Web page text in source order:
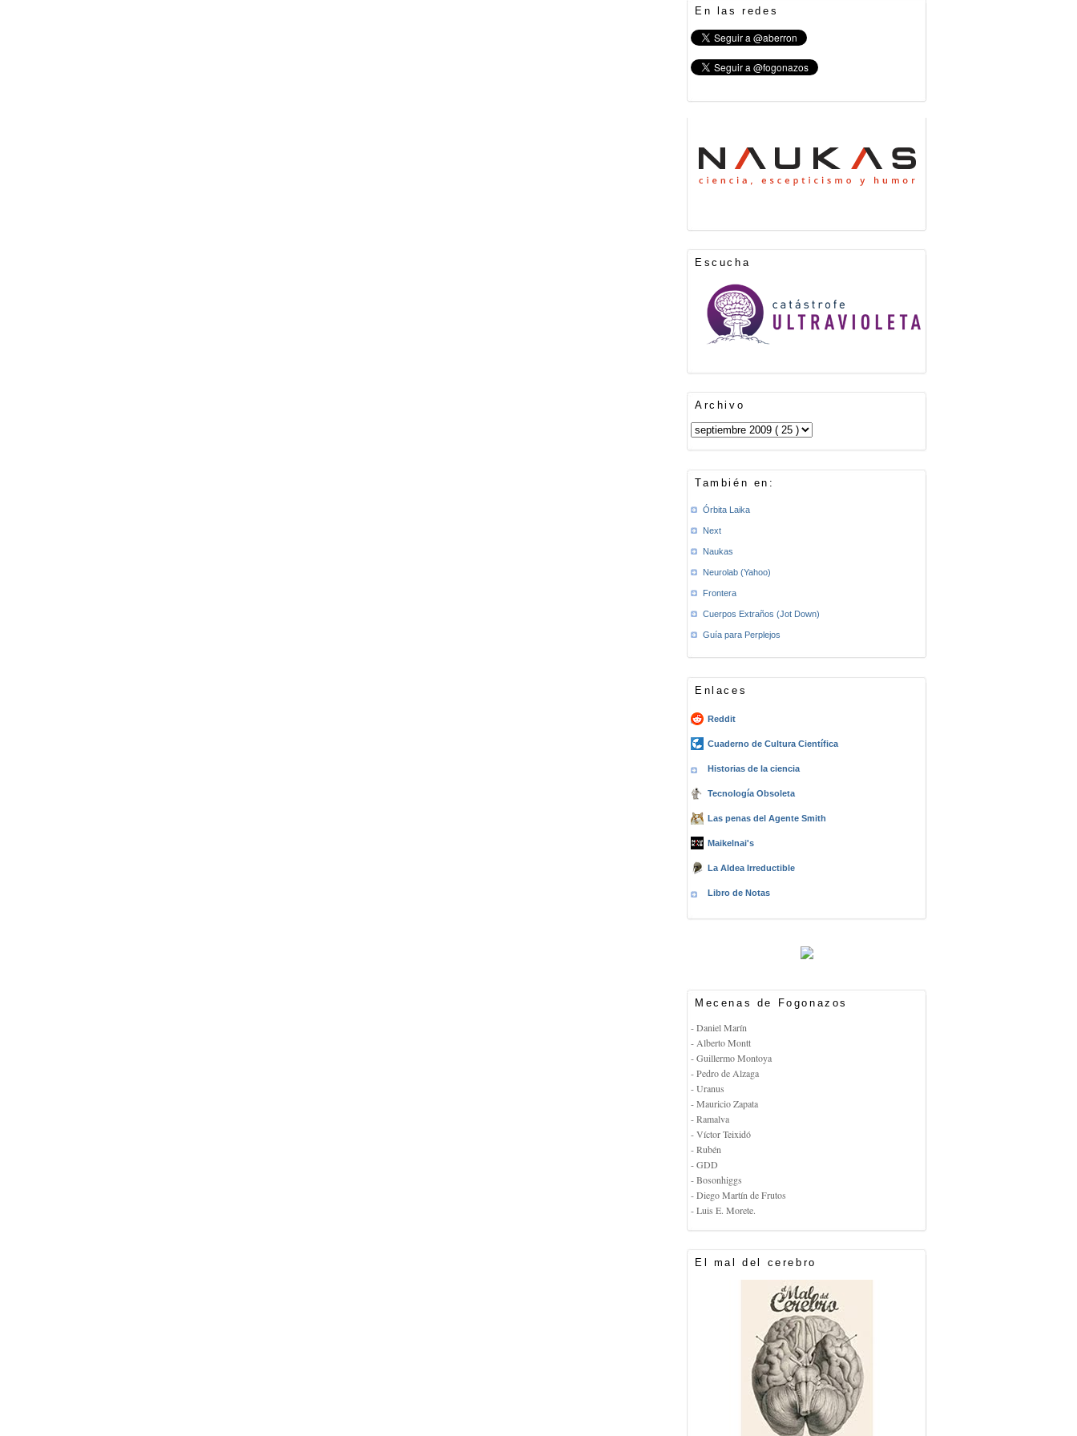
En las redes
Escucha
Archivo
También en:
Órbita Laika
Next
Naukas
Neurolab (Yahoo)
Frontera
Cuerpos Extraños (Jot Down)
Guía para Perplejos
Enlaces
Reddit
Cuaderno de Cultura Científica
Historias de la ciencia
Tecnología Obsoleta
Las penas del Agente Smith
Maikelnai's
La Aldea Irreductible
Libro de Notas
Mecenas de Fogonazos
- Daniel Marín
- Alberto Montt
- Guillermo Montoya
- Pedro de Alzaga
- Uranus
- Mauricio Zapata
- Ramalva
- Víctor Teixidó
- Rubén
- GDD
- Bosonhiggs
- Diego Martín de Frutos
- Luis E. Morete.
El mal del cerebro